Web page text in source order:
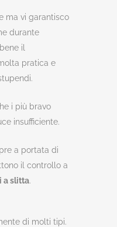
ma vi garantisco
durante
il
pratica e
i più bravo
insufficiente.
a portata di
il controllo a
a slitta.
di molti tipi.